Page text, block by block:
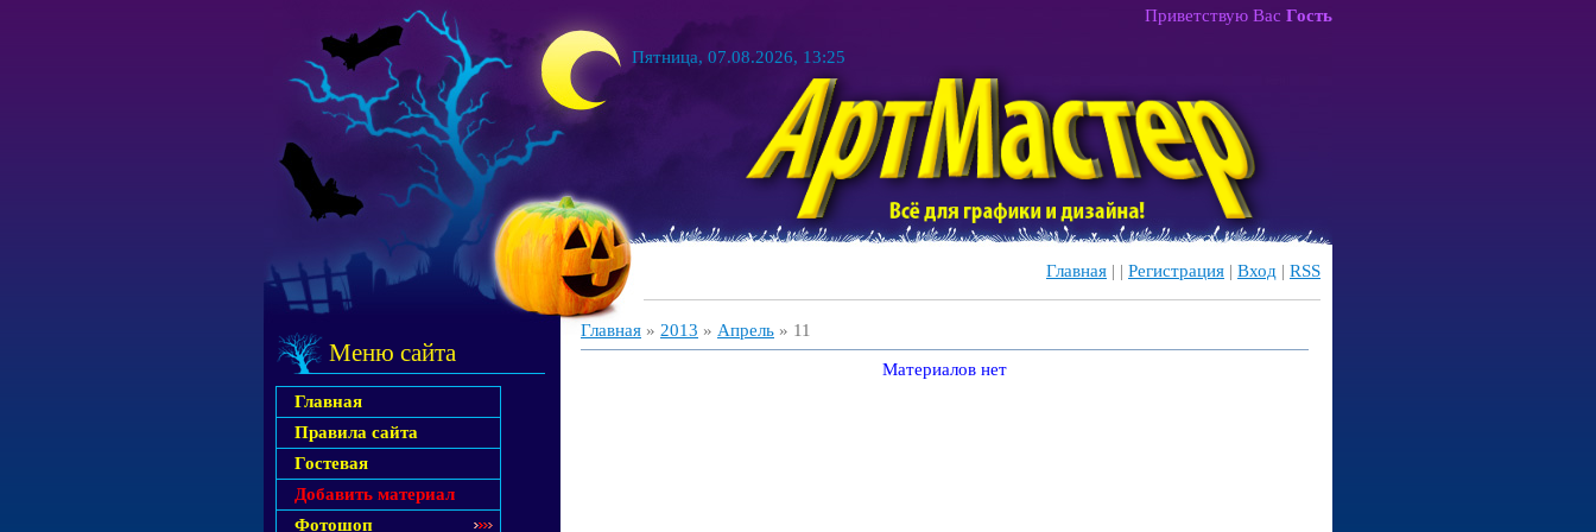
Пятница, 07.08.2026, 13:25
Приветствую Вас Гость
Главная | | Регистрация | Вход | RSS
Меню сайта
Главная
Правила сайта
Гостевая
Добавить материал
Фотошоп
Главная » 2013 » Апрель » 11
Материалов нет